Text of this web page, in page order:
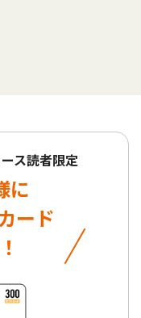
ス読者限定
に
ード